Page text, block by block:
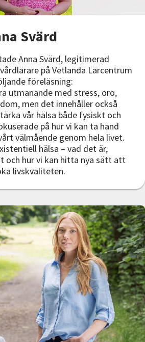
Svärd
Anna Svärd, legitimerad
på Vetlanda Lärcentrum
föreläsning:
utmanande med stress, oro,
men det innehåller också
vår hälsa både fysiskt och
på hur vi kan ta hand
välmående genom hela livet.
hälsa – vad det är,
och hur vi kan hitta nya sätt att
livskvaliteten.